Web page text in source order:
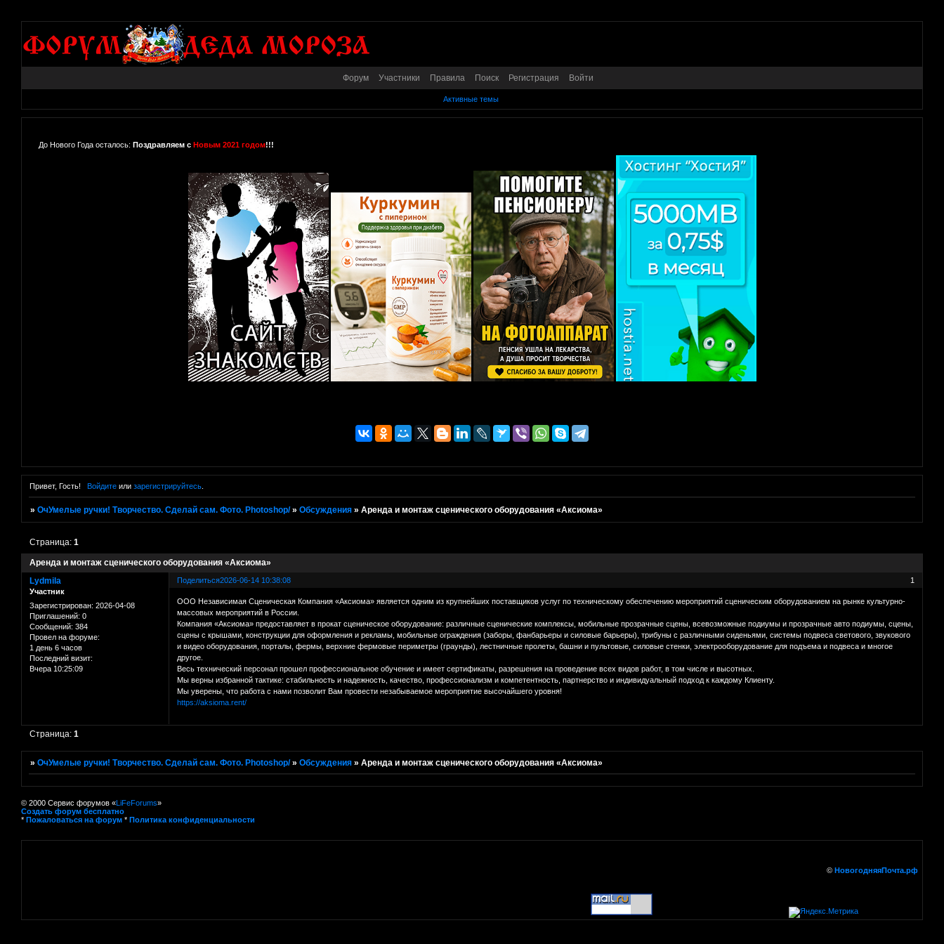
Форум Участники Правила Поиск Регистрация Войти
Активные темы
До Нового Года осталось: Поздравляем с Новым 2021 годом!!!
Привет, Гость! Войдитеили зарегистрируйтесь.
»ОчУмелые ручки! Творчество. Сделай сам. Фото. Photoshop/ »Обсуждения »Аренда и монтаж сценического оборудования «Аксиома»
Аренда и монтаж сценического оборудования «Аксиома»
Страница:1
Поделиться 1
2026-06-14 10:38:08
Lydmila
Участник
Зарегистрирован: 2026-04-08
Приглашений: 0
Сообщений: 384
Провел на форуме:
1 день 6 часов
Последний визит:
Вчера 10:25:09
ООО Независимая Сценическая Компания «Аксиома» является одним из крупнейших поставщиков услуг по техническому обеспечению мероприятий сценическим оборудованием на рынке культурно-
массовых мероприятий в России.
Компания «Аксиома» предоставляет в прокат сценическое оборудование: различные сценические комплексы, мобильные прозрачные сцены, всевозможные подиумы и прозрачные авто подиумы, сцены,
сцены с крышами, конструкции для оформления и рекламы, мобильные ограждения (заборы, фанбарьеры и силовые барьеры), трибуны с различными сиденьями, системы подвеса светового, звукового
и видео оборудования, порталы, фермы, верхние фермовые периметры (граунды), лестничные пролеты, башни и пультовые, силовые стенки, электрооборудование для подъема и подвеса и многое
другое.
Весь технический персонал прошел профессиональное обучение и имеет сертификаты, разрешения на проведение всех видов работ, в том числе и высотных.
Мы верны избранной тактике: стабильность и надежность, качество, профессионализм и компетентность, партнерство и индивидуальный подход к каждому Клиенту.
Мы уверены, что работа с нами позволит Вам провести незабываемое мероприятие высочайшего уровня!
https://aksioma.rent/
Страница:1
»ОчУмелые ручки! Творчество. Сделай сам. Фото. Photoshop/ »Обсуждения »Аренда и монтаж сценического оборудования «Аксиома»
© 2000 Сервис форумов «LiFeForums»
Создать форум бесплатно
* Пожаловаться на форум * Политика конфиденциальности
© НовогодняяПочта.рф